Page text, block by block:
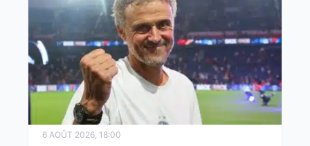
6 AOÛT 2026, 18:00